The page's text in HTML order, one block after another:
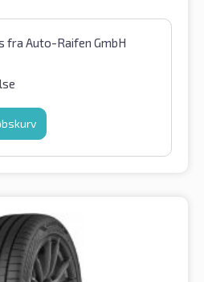
fra Auto-Raifen GmbH